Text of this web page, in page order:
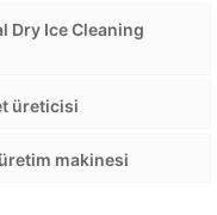
Dry Ice Cleaning
üreticisi
makinesi